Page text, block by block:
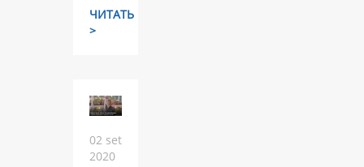
ЧИТАТЬ
>
02 set
2020